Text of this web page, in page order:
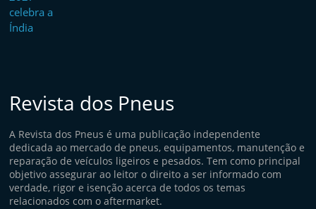
Revista dos Pneus
A Revista dos Pneus é uma publicação independente
dedicada ao mercado de pneus, equipamentos, manutenção e
reparação de veículos ligeiros e pesados. Tem como principal
objetivo assegurar ao leitor o direito a ser informado com
verdade, rigor e isenção acerca de todos os temas
relacionados com o aftermarket.